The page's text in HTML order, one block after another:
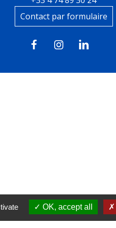
Contact par formulaire
- Accessibilité -
OK, accept all